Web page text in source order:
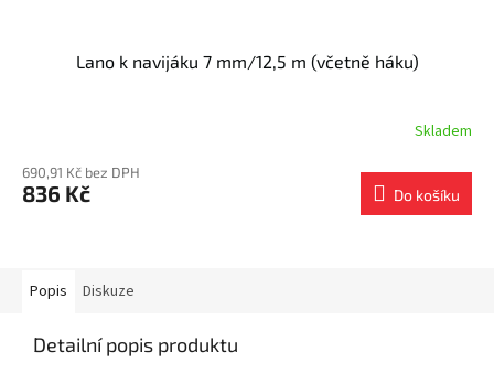
Lano k navijáku 7 mm/12,5 m (včetně háku)
Skladem
690,91 Kč bez DPH
836 Kč Do košíku
Popis Diskuze
Detailní popis produktu